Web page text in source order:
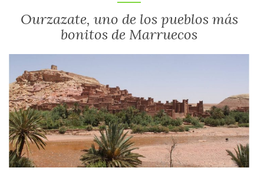
Ourzazate, uno de los pueblos más
bonitos de Marruecos